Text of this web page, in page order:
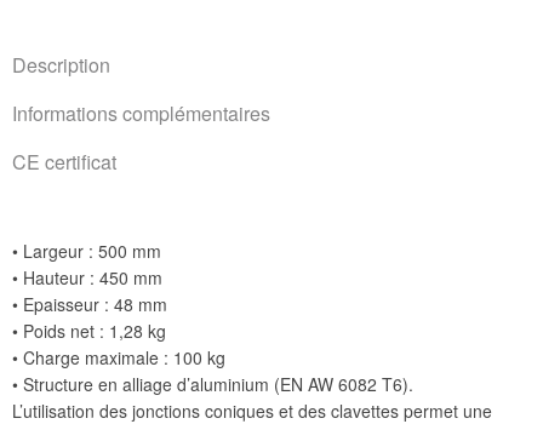
Description
Informations complémentaires
CE certificat
• Largeur : 500 mm
• Hauteur : 450 mm
• Epaisseur : 48 mm
• Poids net : 1,28 kg
• Charge maximale : 100 kg
• Structure en alliage d’aluminium (EN AW 6082 T6).
L’utilisation des jonctions coniques et des clavettes permet une